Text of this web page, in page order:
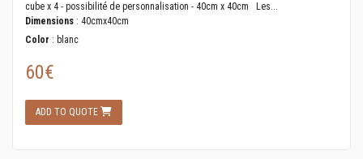
cube x 4 - possibilité de personnalisation - 40cm x 40cm Les...
Dimensions : 40cmx40cm
Color : blanc
60€
ADD TO QUOTE